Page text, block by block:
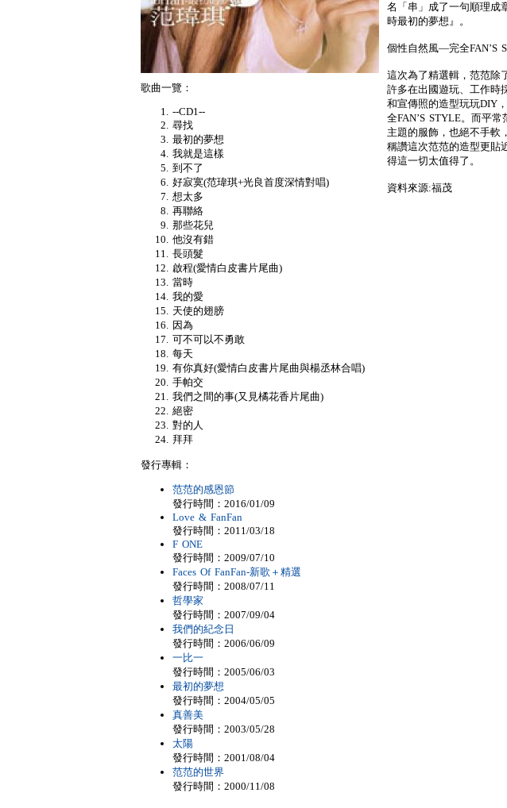
名「串」成了一句順理成
時最初的夢想』。
個性自然風—完全FAN’S
這次為了精選輯，范范除
許多在出國遊玩、工作時
和宣傳照的造型玩玩DIY
全FAN’S STYLE。而平
主題的服飾，也絕不手軟
稱讚這次范范的造型更貼
得這一切太值得了。
資料來源:福茂
歌曲一覽：
--CD1--
尋找
最初的夢想
我就是這樣
到不了
好寂寞(范瑋琪+光良首度深情對唱)
想太多
再聯絡
那些花兒
他沒有錯
長頭髮
啟程(愛情白皮書片尾曲)
當時
我的愛
天使的翅膀
因為
可不可以不勇敢
每天
有你真好(愛情白皮書片尾曲與楊丞林合唱)
手帕交
我們之間的事(又見橘花香片尾曲)
絕密
對的人
拜拜
發行專輯：
范范的感恩節
發行時間：2016/01/09
Love & FanFan
發行時間：2011/03/18
F ONE
發行時間：2009/07/10
Faces Of FanFan-新歌＋精選
發行時間：2008/07/11
哲學家
發行時間：2007/09/04
我們的紀念日
發行時間：2006/06/09
一比一
發行時間：2005/06/03
最初的夢想
發行時間：2004/05/05
真善美
發行時間：2003/05/28
太陽
發行時間：2001/08/04
范范的世界
發行時間：2000/11/08